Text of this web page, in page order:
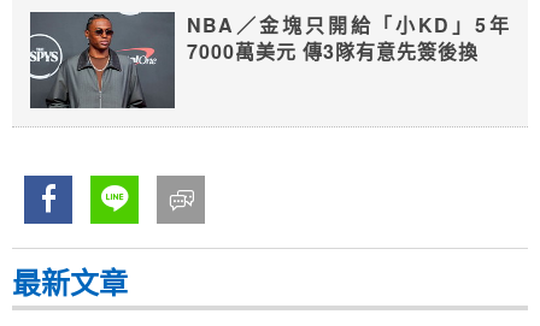
NBA／金塊只開給「小KD」5年
7000萬美元 傳3隊有意先簽後換
最新文章